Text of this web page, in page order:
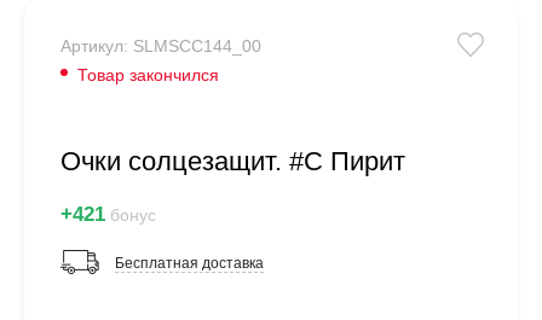
Артикул: SLMSCC144_00
Товар закончился
Очки солцезащит. #C Пирит
+421 бонус
Бесплатная доставка